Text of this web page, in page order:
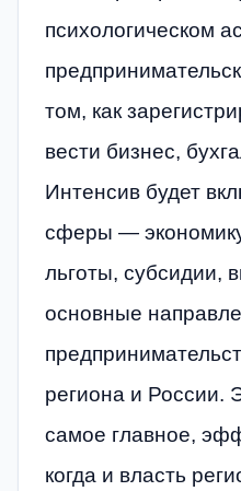
психологическом
том, как
вести бизнес,
Интенсив будет
сферы —
льготы, субсидии,
основные
региона и России.
самое главное,
когда и власть